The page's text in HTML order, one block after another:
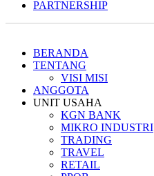
PARTNERSHIP
BERANDA
TENTANG
VISI MISI
ANGGOTA
UNIT USAHA
KGN BANK
MIKRO INDUSTRI
TRADING
TRAVEL
RETAIL